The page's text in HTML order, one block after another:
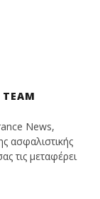
TEAM
News,
ασφαλιστικής
τις μεταφέρει